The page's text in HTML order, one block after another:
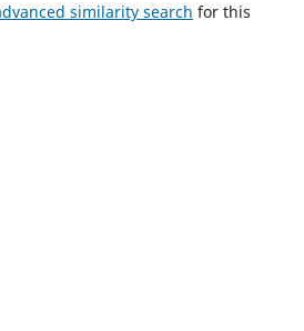
similarity search for this